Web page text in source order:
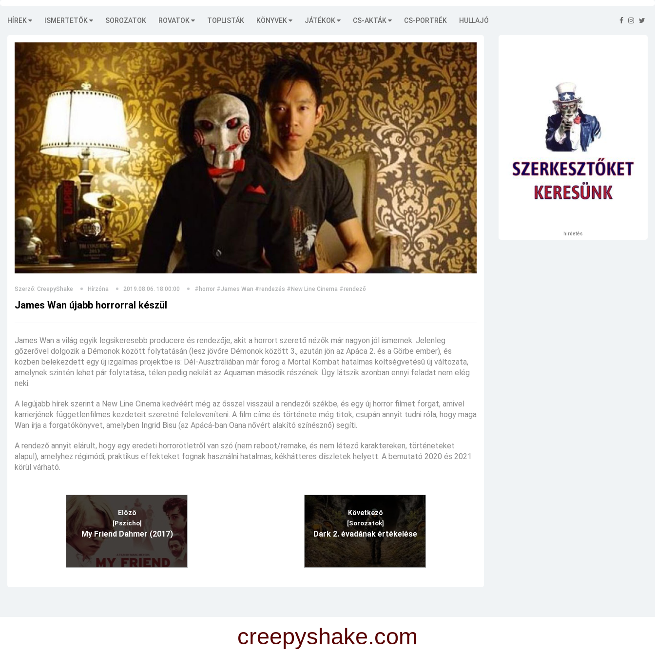
HÍREK ISMERTETŐK SOROZATOK ROVATOK TOPLISTÁK KÖNYVEK JÁTÉKOK CS-AKTÁK CS-PORTRÉK HULLAJÓ
Szerző: CreepyShake Hírzóna 2019.08.06. 18:00:00 #horror #James Wan #rendezés #New Line Cinema #rendező
James Wan újabb horrorral készül
James Wan a világ egyik legsikeresebb producere és rendezője, akit a horrort szerető nézők már nagyon jól ismernek. Jelenleg
gőzerővel dolgozik a Démonok között folytatásán (lesz jövőre Démonok között 3., azután jön az Apáca 2. és a Görbe ember), és
közben belekezdett egy új izgalmas projektbe is: Dél-Ausztráliában már forog a Mortal Kombat hatalmas költségvetésű új változata,
amelynek szintén lehet pár folytatása, télen pedig nekilát az Aquaman második részének. Úgy látszik azonban ennyi feladat nem elég
neki.
A legújabb hírek szerint a New Line Cinema kedvéért még az ősszel visszaül a rendezői székbe, és egy új horror filmet forgat, amivel
karrierjének függetlenfilmes kezdeteit szeretné feleleveníteni. A film címe és története még titok, csupán annyit tudni róla, hogy maga
Wan írja a forgatókönyvet, amelyben Ingrid Bisu (az Apácá-ban Oana nővért alakító színésznő) segíti.
A rendező annyit elárult, hogy egy eredeti horrorötletről van szó (nem reboot/remake, és nem létező karaktereken, történeteket
alapul), amelyhez régimódi, praktikus effekteket fognak használni hatalmas, kékhátteres díszletek helyett. A bemutató 2020 és 2021
körül várható.
Előző
[Pszicho]
My Friend Dahmer (2017)
Következő
[Sorozatok]
Dark 2. évadának értékelése
hirdetés
creepyshake.com